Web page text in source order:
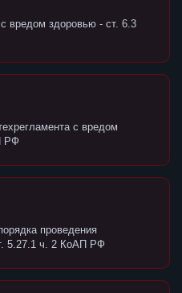
вредом здоровью - ст. 6.3
с вредом
РФ
проведения
5.27.1 ч. 2 КоАП РФ